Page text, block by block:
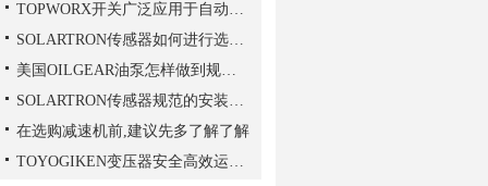
TOPWORX开关广泛应用于自动化控制领域
SOLARTRON传感器如何进行选择？
美国OILGEAR油泵怎样做到规范安装
SOLARTRON传感器规范的安装技巧
在选购减速机前,建议先多了解了解
TOYOGIKEN变压器安全高效运行指南：规范操作与长效维护